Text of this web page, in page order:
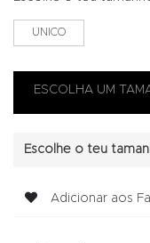
UNICO
Escolhe o teu
Adicionar aos